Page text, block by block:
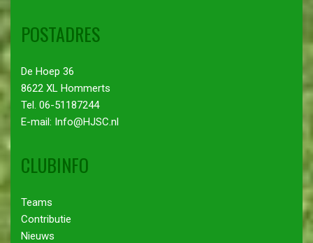
POSTADRES
De Hoep 36
8622 XL Hommerts
Tel. 06-51187244
E-mail: Info@HJSC.nl
CLUBINFO
Teams
Contributie
Nieuws